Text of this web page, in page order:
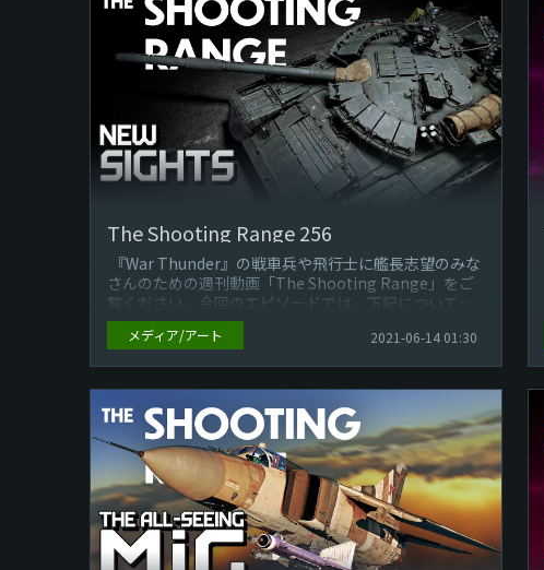
The Shooting Range 256
『War Thunder』の戦車兵や飛行士に艦長志望のみな
さんのための週刊動画「The Shooting Range」をご
覧ください。今回のエピソードでは、下記についてご
紹介して...
メディア/アート 2021-06-14 01:30